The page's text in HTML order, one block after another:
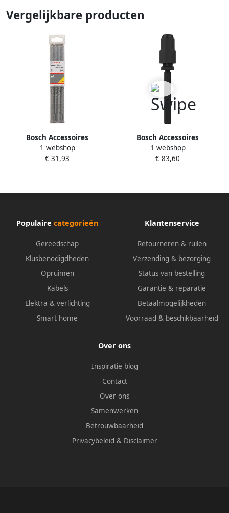
Vergelijkbare producten
Bosch Accessoires
Hamerboren SDSplus3 10 x
150 x 210 mm 2608831121
1 webshop
€ 31,93
Bosch Accessoires
Boorhouders voor boren
SDSmax SDSplus 1st
1 webshop
€ 83,60
Populaire categorieën
Gereedschap
Klusbenodigdheden
Opruimen
Kabels
Elektra & verlichting
Smart home
Klantenservice
Retourneren & ruilen
Verzending & bezorging
Status van bestelling
Garantie & reparatie
Betaalmogelijkheden
Voorraad & beschikbaarheid
Over ons
Inspiratie blog
Contact
Over ons
Samenwerken
Betrouwbaarheid
Privacybeleid & Disclaimer